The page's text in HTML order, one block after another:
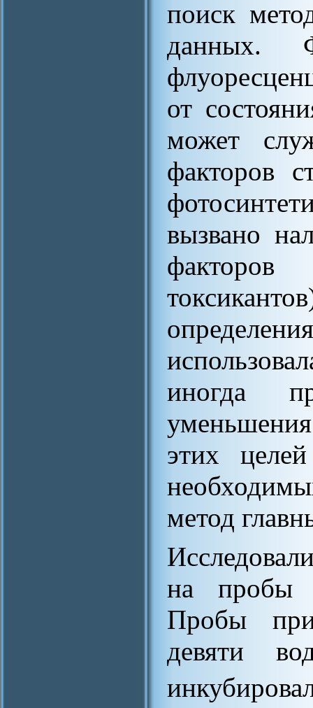
поиск
данных.
от
может
факторов
вызвано
иногда
этих
метод
на пробы
Пробы
девяти